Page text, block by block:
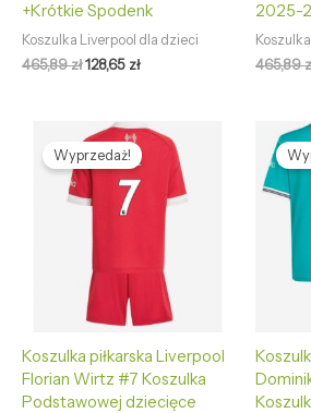
+Krótkie Spodenk
Koszulka Liverpool dla dzieci
465,89zł128,65 zł
2025-
465,89
Wyprzedaż!
Koszulka piłkarska Liverpool
Florian Wirtz #7 Koszulka
Podstawowej dziecięce
Pierwotna
cena
wynosiła:
465,89 zł.
Aktualna
cena
wynosi:
128,65 zł.